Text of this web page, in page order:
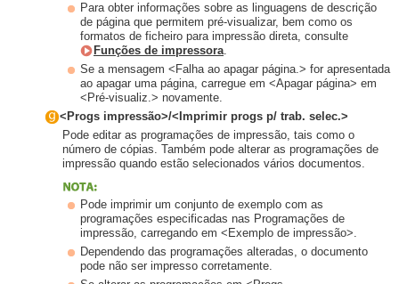
Para obter informações sobre as linguagens de descrição
de página que permitem pré-visualizar, bem como os
formatos de ficheiro para impressão direta, consulte
Funções de impressora.
Se a mensagem <Falha ao apagar página.> for apresentada
ao apagar uma página, carregue em <Apagar página> em
<Pré-visualiz.> novamente.
<Progs impressão>/<Imprimir progs p/ trab. selec.>
Pode editar as programações de impressão, tais como o
número de cópias. Também pode alterar as programações de
impressão quando estão selecionados vários documentos.
Pode imprimir um conjunto de exemplo com as
programações especificadas nas Programações de
impressão, carregando em <Exemplo de impressão>.
Dependendo das programações alteradas, o documento
pode não ser impresso corretamente.